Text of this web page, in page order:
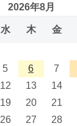
2026年8月
水 木 金
5 6 7
12 13 14
19 20 21
26 27 28